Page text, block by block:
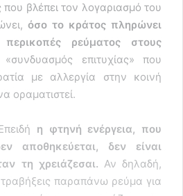
βλέπει τον λογαριασμό του
όσο το κράτος πληρώνει
ρεύματος στους
επιτυχίας» που
με αλλεργία στην κοινή
οραματιστεί.
η φτηνή ενέργεια, που
αποθηκεύεται, δεν είναι
τη χρειάζεσαι. Αν δηλαδή,
παραπάνω ρεύμα για